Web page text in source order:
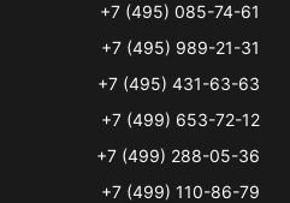
+7 (495) 085-74-61
+7 (495) 989-21-31
+7 (495) 431-63-63
+7 (499) 653-72-12
+7 (499) 288-05-36
+7 (499) 110-86-79